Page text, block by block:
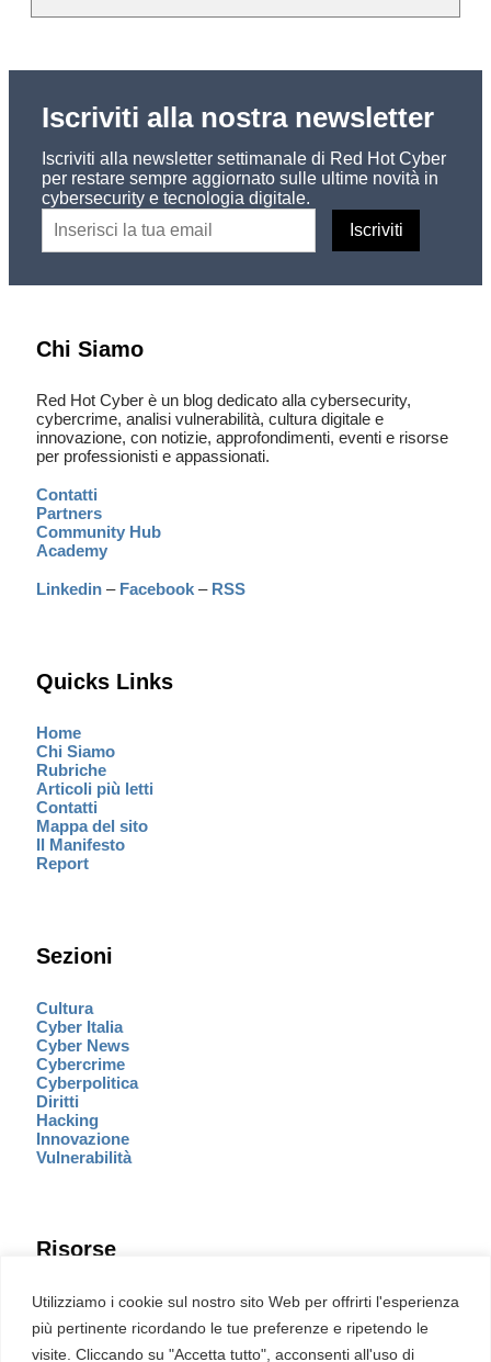
Utilizziamo i cookie sul nostro sito Web per offrirti l'esperienza
più pertinente ricordando le tue preferenze e ripetendo le
visite. Cliccando su "Accetta tutto", acconsenti all'uso di
Iscriviti alla nostra newsletter
Iscriviti alla newsletter settimanale di Red Hot Cyber
per restare sempre aggiornato sulle ultime novità in
cybersecurity e tecnologia digitale.
Chi Siamo
Red Hot Cyber è un blog dedicato alla cybersecurity,
cybercrime, analisi vulnerabilità, cultura digitale e
innovazione, con notizie, approfondimenti, eventi e risorse
per professionisti e appassionati.
Contatti
Partners
Community Hub
Academy
Linkedin – Facebook – RSS
Quicks Links
Home
Chi Siamo
Rubriche
Articoli più letti
Contatti
Mappa del sito
Il Manifesto
Report
Sezioni
Cultura
Cyber Italia
Cyber News
Cybercrime
Cyberpolitica
Diritti
Hacking
Innovazione
Vulnerabilità
Risorse
Eventi
Fumetto Cyber
Newsletter
Servizi